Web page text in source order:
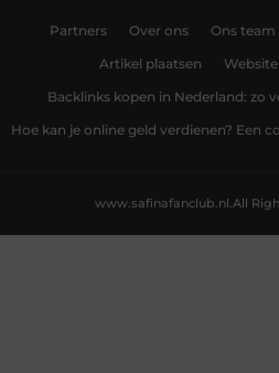
Partners Over ons Ons team
Artikel plaatsen
Backlinks kopen in Nederland: zo
Hoe kan je online geld verdienen? Een
All
www.safinafanclub.nl.